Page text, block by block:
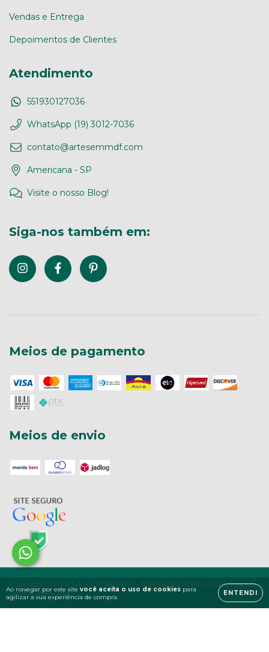
Ao navegar por este site você aceita o uso de cookies para
agilizar a sua experiência de compra.
ENTENDI
Vendas e Entrega
Depoimentos de Clientes
Atendimento
551930127036
WhatsApp (19) 3012-7036
contato@artesemmdf.com
Americana - SP
Visite o nosso Blog!
Siga-nos também em:
Meios de pagamento
Meios de envio
Copyright J M PILLA ARTESANATO - 17693609000196 - 2026. Todos os
direitos reservados.